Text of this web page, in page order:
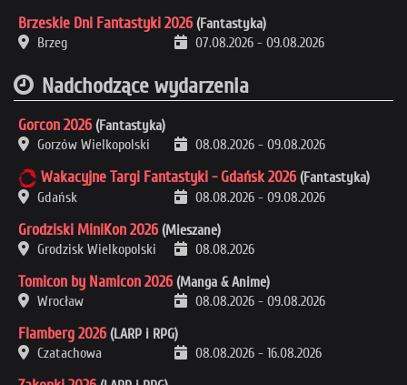
Brzeskie Dni Fantastyki 2026 (Fantastyka)
Brzeg
07.08.2026 - 09.08.2026
Nadchodzące wydarzenia
Gorcon 2026 (Fantastyka)
Gorzów Wielkopolski
08.08.2026 - 09.08.2026
Wakacyjne Targi Fantastyki - Gdańsk 2026 (Fantastyka)
Gdańsk
08.08.2026 - 09.08.2026
Grodziski MiniKon 2026 (Mieszane)
Grodzisk Wielkopolski
08.08.2026
Tomicon by Namicon 2026 (Manga & Anime)
Wrocław
08.08.2026 - 09.08.2026
Flamberg 2026 (LARP i RPG)
Czatachowa
08.08.2026 - 16.08.2026